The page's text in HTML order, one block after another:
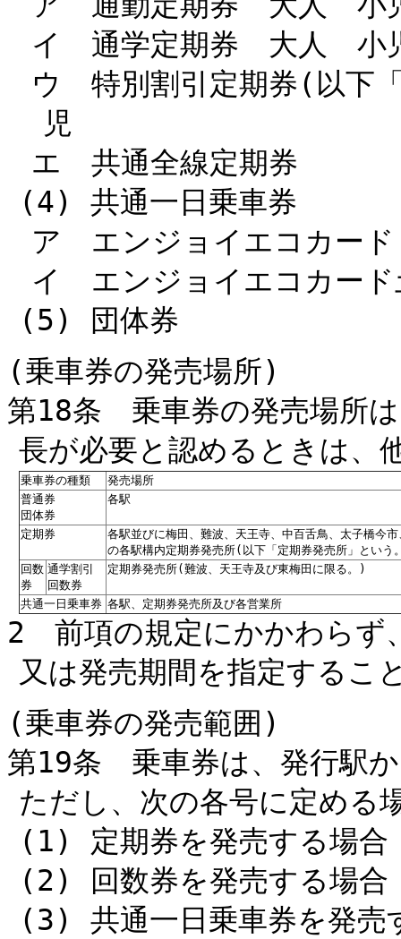
イ 通学定期券 大人 小
ウ 特別割引定期券(以下
児
エ 共通全線定期券
(4) 共通一日乗車券
ア エンジョイエコカー
イ エンジョイエコカー
(5) 団体券
(乗車券の発売場所)
第18条 乗車券の発売場所
長が必要と認めるときは、
乗車券の種類
発売場所
普通券
団体券
各駅
定期券
各駅並びに梅田、難波、天王寺、中百舌鳥、太子橋今
の各駅構内定期券発売所(以下「定期券発売所」という
回数
券
通学割引
回数券
定期券発売所(難波、天王寺及び東梅田に限る。)
共通一日乗車券各駅、定期券発売所及び各営業所
2 前項の規定にかかわらず
又は発売期間を指定するこ
(乗車券の発売範囲)
第19条 乗車券は、発行駅
ただし、次の各号に定める
(1) 定期券を発売する場合
(2) 回数券を発売する場合
(3) 共通一日乗車券を発売